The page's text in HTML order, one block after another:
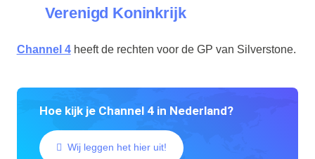
Verenigd Koninkrijk
Channel 4heeft de rechten voor de GP van Silverstone.
Hoe kijk je Channel 4 in Nederland?
Wij leggen het hier uit!